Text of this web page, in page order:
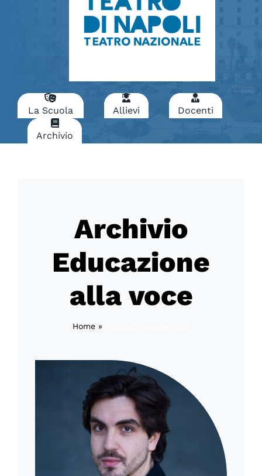
La Scuola Allievi Docenti
Archivio
Archivio
Educazione
alla voce
Home »